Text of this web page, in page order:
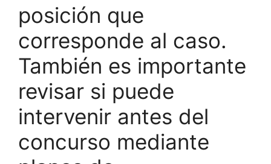
posición que
corresponde al caso.
También es importante
revisar si puede
intervenir antes del
concurso mediante